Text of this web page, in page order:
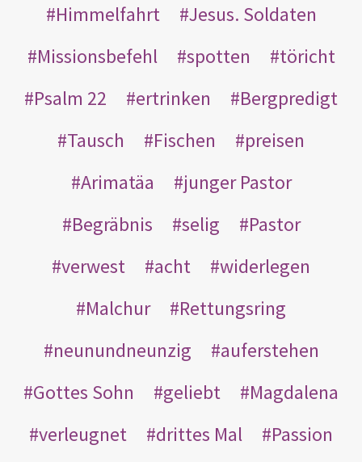
Himmelfahrt
Jesus. Soldaten
Missionsbefehl
spotten
töricht
Psalm 22
ertrinken
Bergpredigt
Tausch
Fischen
preisen
Arimatäa
junger Pastor
Begräbnis
selig
Pastor
verwest
acht
widerlegen
Malchur
Rettungsring
neunundneunzig
auferstehen
Gottes Sohn
geliebt
Magdalena
verleugnet
drittes Mal
Passion